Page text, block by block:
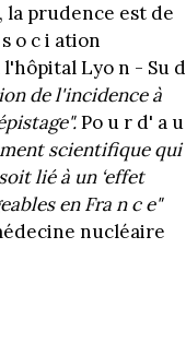
la prudence est de
o c i ation
Lyo n - Su d
de l'incidence à
Po u r d' a u
scientifique qui
lié à un ‘effet
en Fra n c e"
nucléaire